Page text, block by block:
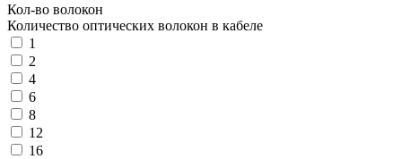
Кол-во волокон
Количество оптических волокон в кабеле
1
2
4
6
8
12
16